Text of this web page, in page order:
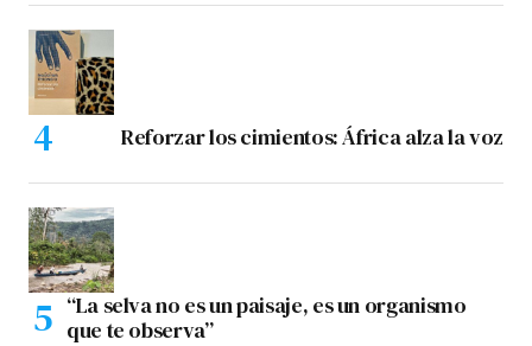
Reforzar los cimientos: África alza la voz
“La selva no es un paisaje, es un organismo
que te observa”